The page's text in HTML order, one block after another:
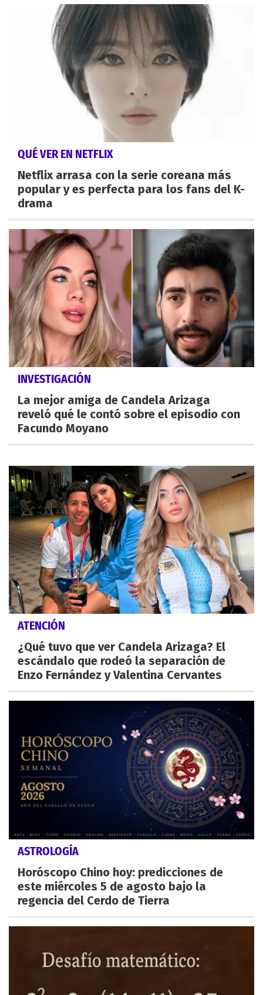
QUÉ VER EN NETFLIX
Netflix arrasa con la serie coreana más
popular y es perfecta para los fans del K-
drama
INVESTIGACIÓN
La mejor amiga de Candela Arizaga
reveló qué le contó sobre el episodio con
Facundo Moyano
ATENCIÓN
¿Qué tuvo que ver Candela Arizaga? El
escándalo que rodeó la separación de
Enzo Fernández y Valentina Cervantes
ASTROLOGÍA
Horóscopo Chino hoy: predicciones de
este miércoles 5 de agosto bajo la
regencia del Cerdo de Tierra